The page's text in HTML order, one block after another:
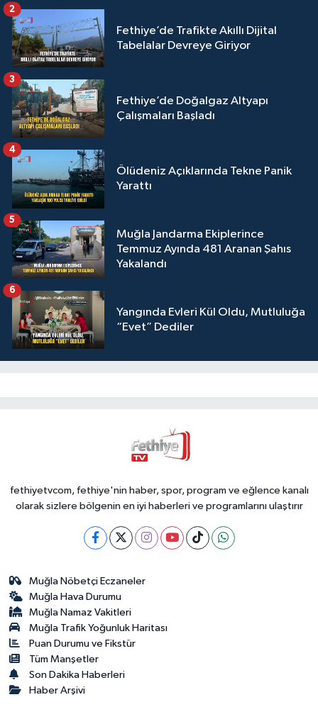
Fethiye’de Trafikte Akıllı Dijital
Tabelalar Devreye Giriyor
2
Fethiye’de Doğalgaz Altyapı
Çalışmaları Başladı
3
Ölüdeniz Açıklarında Tekne Panik
Yarattı
4
Muğla Jandarma Ekiplerince
Temmuz Ayında 481 Aranan Şahıs
Yakalandı
5
Yangında Evleri Kül Oldu, Mutluluğa
“Evet” Dediler
6
fethiyetvcom, fethiye'nin haber, spor, program ve eğlence kanalı
olarak sizlere bölgenin en iyi haberleri ve programlarını ulaştırır
Muğla Nöbetçi Eczaneler
Muğla Hava Durumu
Muğla Namaz Vakitleri
Muğla Trafik Yoğunluk Haritası
Puan Durumu ve Fikstür
Tüm Manşetler
Son Dakika Haberleri
Haber Arşivi